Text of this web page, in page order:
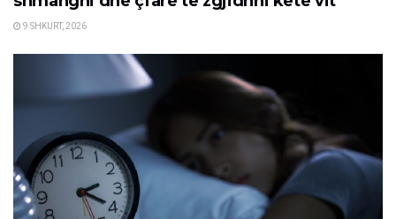
9 SHKURT, 2026